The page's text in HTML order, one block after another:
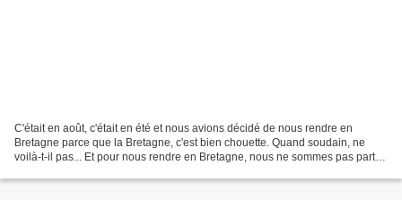
C'était en août, c'était en été et nous avions décidé de nous rendre en
Bretagne parce que la Bretagne, c'est bien chouette. Quand soudain, ne
voilà-t-il pas... Et pour nous rendre en Bretagne, nous ne sommes pas partis